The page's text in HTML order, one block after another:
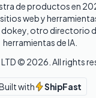
de productos en
web y
dokey, otro directorio
herramientas de IA.
© 2026 . All rights
with ShipFast